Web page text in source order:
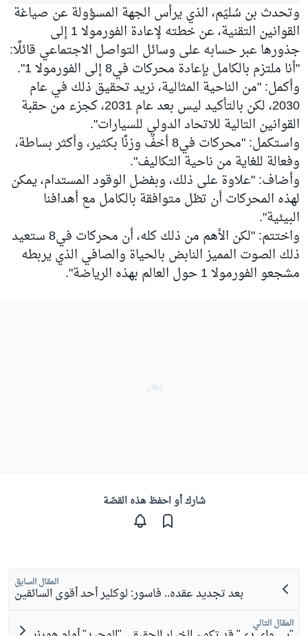
وتحدث بن سُليّم، الذي يرأس الجهة المسؤولة عن صياغة
القوانين التقنية، عن خطته لإعادة الفورمولا 1 إلى
جذورها عبر حسابه على وسائل التواصل الاجتماعي قائلًا:
"أنا ملتزم بالكامل بإعادة محركات في8 إلى الفورمولا 1".
وأكمل: "من الناحية المثالية، نريد تحقيق ذلك في عام
2030، لكن بالتأكيد ليس بعد عام 2031، كجزء من حقبة
القوانين التالية للاتحاد الدولي للسيارات".
واستكمل: "محركات في8 أخفّ وزنًا بكثير، وأكثر بساطة،
وفعالة للغاية من ناحية التكاليف".
وأضاف: "علاوة على ذلك، وبفضل الوقود المستدام، يمكن
لهذه المحركات أن تظل متوافقة بالكامل مع أهدافنا
البيئية".
واختتم: "لكن الأهم من ذلك كله، أن محركات في8 ستعيد
ذلك الصوت المميز النابض بالحياة والصافي الذي يربطه
مشجعو الفورمولا 1 حول العالم بهذه الرياضة".
شارك أو احفظ هذه القصّة
المقال السابق
بعد تجديد عقده.. فاسور: لوكلير أحد أقوى السائقين
المقال التالي